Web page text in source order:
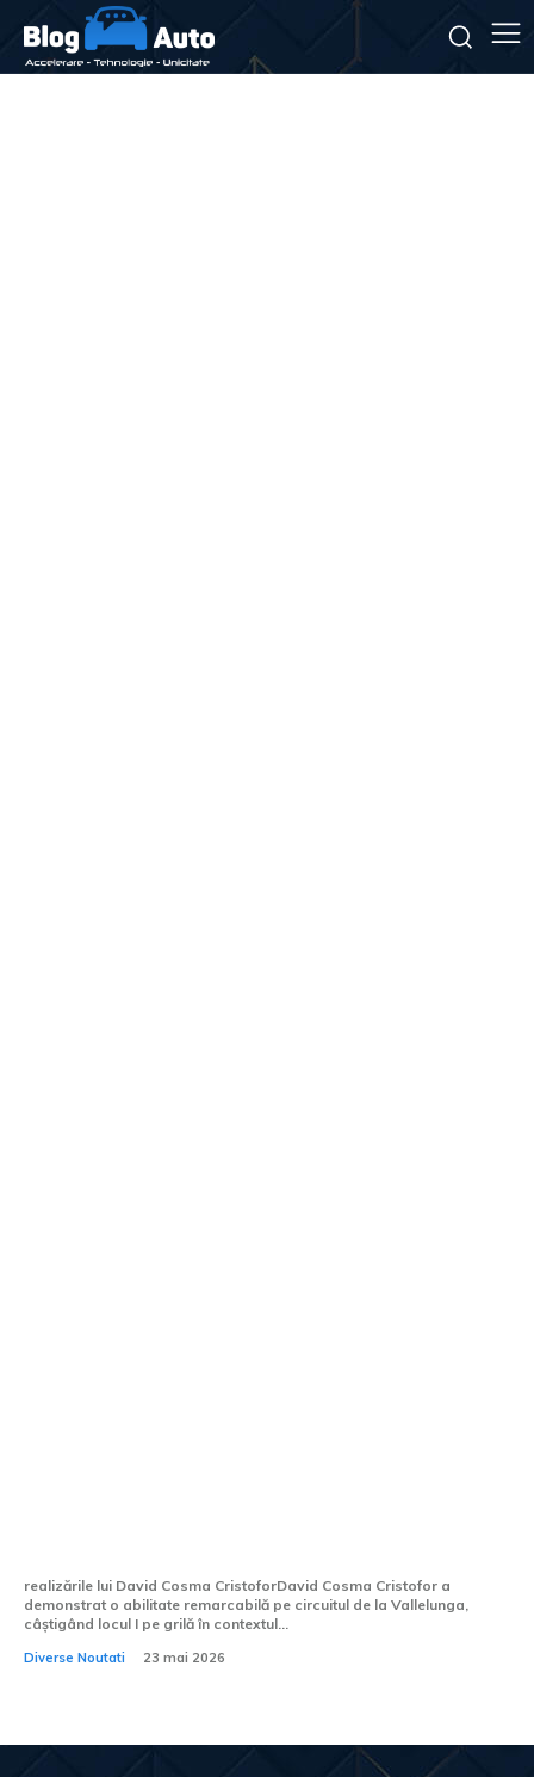
realizările lui David Cosma CristoforDavid Cosma Cristofor a
demonstrat o abilitate remarcabilă pe circuitul de la Vallelunga,
câștigând locul I pe grilă în contextul...
Diverse Noutati 23 mai 2026